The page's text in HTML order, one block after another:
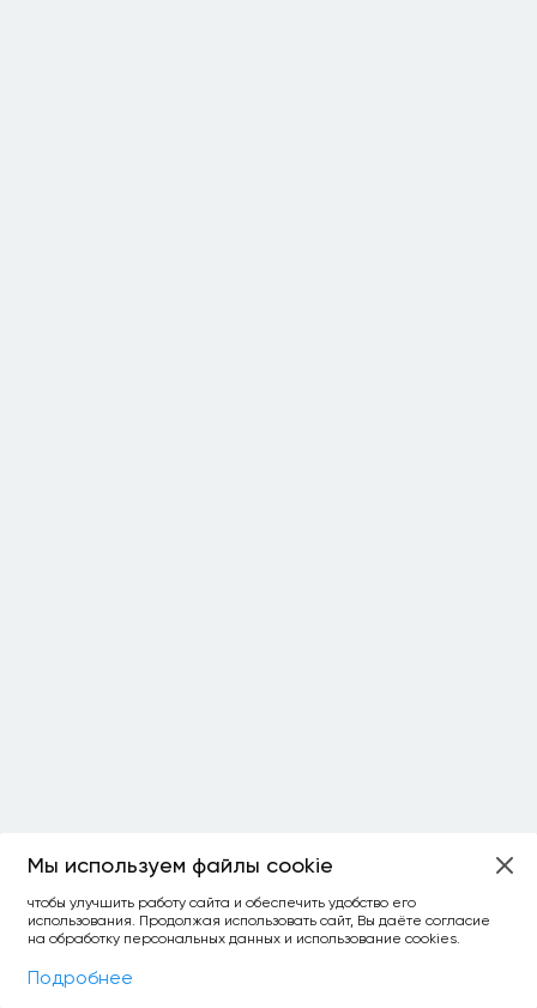
Фильтры
Мы используем файлы cookie
чтобы улучшить работу сайта и обеспечить удобство его
использования. Продолжая использовать сайт, Вы даёте согласие
на обработку персональных данных и использование cookies.
Подробнее
ОСТАЛОСЬ:
уточнить фильтр сравнить топ-3
спросить ИИ